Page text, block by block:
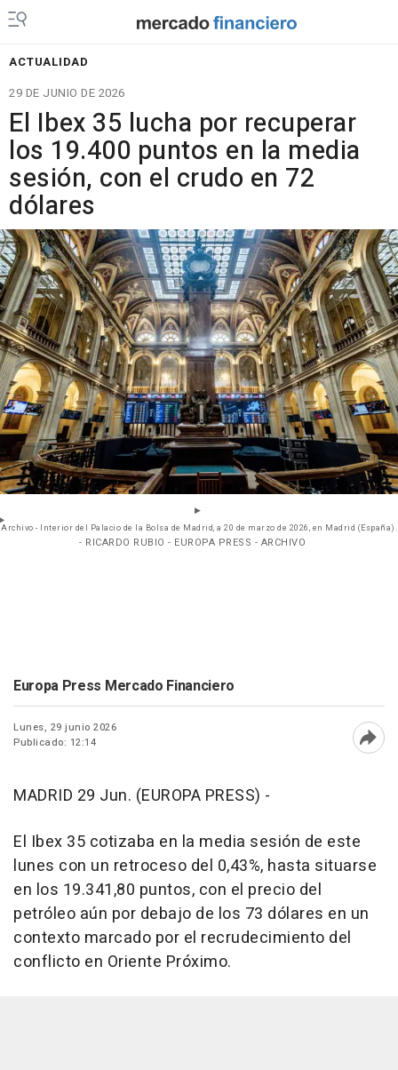
ACTUALIDAD
29 DE JUNIO DE 2026
El Ibex 35 lucha por recuperar
los 19.400 puntos en la media
sesión, con el crudo en 72
dólares
Archivo - Interior del Palacio de la Bolsa de Madrid, a 20 de marzo de 2026, en Madrid (España).
- RICARDO RUBIO - EUROPA PRESS - ARCHIVO
Europa Press Mercado Financiero
Lunes, 29 junio 2026
Publicado: 12:14
MADRID 29 Jun. (EUROPA PRESS) -
El Ibex 35 cotizaba en la media sesión de este
lunes con un retroceso del 0,43%, hasta situarse
en los 19.341,80 puntos, con el precio del
petróleo aún por debajo de los 73 dólares en un
contexto marcado por el recrudecimiento del
conflicto en Oriente Próximo.